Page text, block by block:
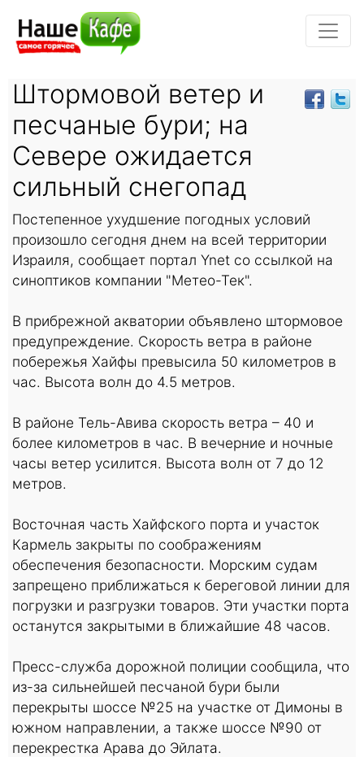
Штормовой ветер и
песчаные бури; на
Севере ожидается
сильный снегопад
Постепенное ухудшение погодных условий
произошло сегодня днем на всей территории
Израиля, сообщает портал Ynet со ссылкой на
синоптиков компании "Метео-Тек".
В прибрежной акватории объявлено штормовое
предупреждение. Скорость ветра в районе
побережья Хайфы превысила 50 километров в
час. Высота волн до 4.5 метров.
В районе Тель-Авива скорость ветра – 40 и
более километров в час. В вечерние и ночные
часы ветер усилится. Высота волн от 7 до 12
метров.
Восточная часть Хайфского порта и участок
Кармель закрыты по соображениям
обеспечения безопасности. Морским судам
запрещено приближаться к береговой линии для
погрузки и разгрузки товаров. Эти участки порта
останутся закрытыми в ближайшие 48 часов.
Пресс-служба дорожной полиции сообщила, что
из-за сильнейшей песчаной бури были
перекрыты шоссе №25 на участке от Димоны в
южном направлении, а также шоссе №90 от
перекрестка Арава до Эйлата.